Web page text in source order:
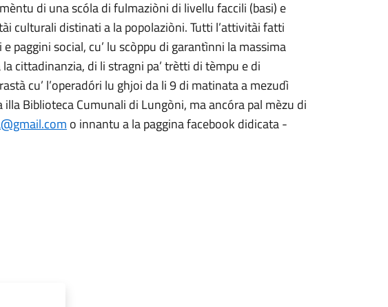
di una scóla di fulmaziòni di livellu faccili (basi) e
culturali distinati a la popolaziòni. Tutti l’attivitài fatti
paggini social, cu’ lu scòppu di garantìnni la massima
cittadinanzia, di li stragni pa’ trètti di tèmpu e di
cu’ l’operadóri lu ghjoi da li 9 di matinata a mezudì
illa Biblioteca Cumunali di Lungòni, ma ancóra pal mèzu di
o innantu a la paggina facebook didicata -